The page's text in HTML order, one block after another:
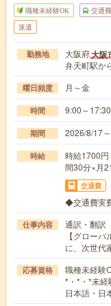
職種未経験OK 交通
派遣
勤務地 大阪府大阪
弁天町駅か
曜日頻度 月～金
時間 9:00～17:30
期間 2026/8/17
時給
時給1700
間30分×月
交通費
◆交通費実
仕事内容
通訳・翻訳
【グロー
に、次世代
応募資格
職種未経験
*・*・*未経
日本語・日